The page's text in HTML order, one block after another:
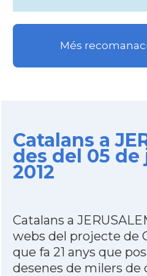
Més
Catalans a
des del 05
2012
Catalans a
webs del projecte de
que fa 21 anys que
desenes de milers de